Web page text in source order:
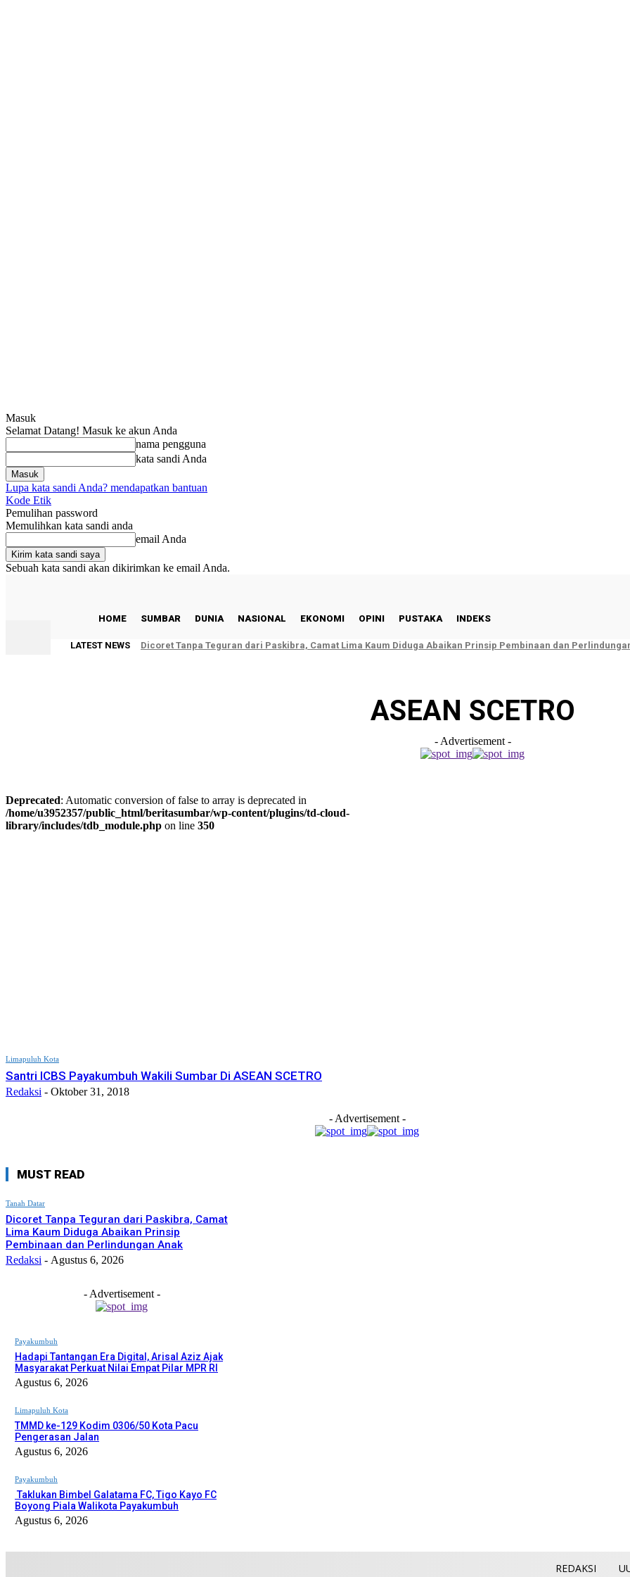
Masuk
Selamat Datang! Masuk ke akun Anda
nama pengguna
kata sandi Anda
Lupa kata sandi Anda? mendapatkan bantuan
Kode Etik
Pemulihan password
Memulihkan kata sandi anda
email Anda
Sebuah kata sandi akan dikirimkan ke email Anda.
HOME SUMBAR DUNIA NASIONAL EKONOMI OPINI PUSTAKA INDEKS
LATEST NEWS Dicoret Tanpa Teguran dari Paskibra, Camat Lima Kaum Diduga Abaikan Prinsip Pembinaan dan
ASEAN SCETRO
- Advertisement -
Deprecated: Automatic conversion of false to array is deprecated in
/home/u3952357/public_html/beritasumbar/wp-content/plugins/td-cloud-
library/includes/tdb_module.php on line 350
Limapuluh Kota
Santri ICBS Payakumbuh Wakili Sumbar Di ASEAN SCETRO
Redaksi - Oktober 31, 2018
- Advertisement -
MUST READ
Tanah Datar
Dicoret Tanpa Teguran dari Paskibra, Camat
Lima Kaum Diduga Abaikan Prinsip
Pembinaan dan Perlindungan Anak
Redaksi - Agustus 6, 2026
- Advertisement -
Payakumbuh
Hadapi Tantangan Era Digital, Arisal Aziz Ajak
Masyarakat Perkuat Nilai Empat Pilar MPR RI
Agustus 6, 2026
Limapuluh Kota
TMMD ke-129 Kodim 0306/50 Kota Pacu
Pengerasan Jalan
Agustus 6, 2026
Payakumbuh
Taklukan Bimbel Galatama FC, Tigo Kayo FC
Boyong Piala Walikota Payakumbuh
Agustus 6, 2026
REDAKSI